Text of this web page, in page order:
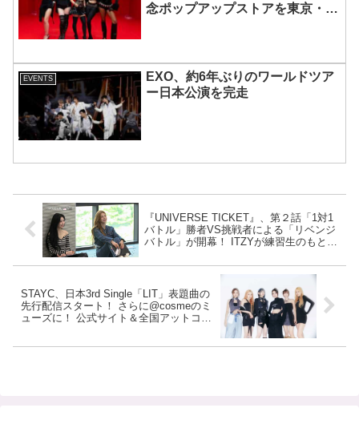
念ポップアップストアを東京・原
EVENTS
EXO、約6年ぶりのワールドツア
ー日本公演を完走
『UNIVERSE TICKET』、第２話「1対1
バトル」勝者VS挑戦者による「リベンジ
バトル」が開幕！ ITZYが練習生のもとを
を絶賛
STAYC、日本3rd Single「LIT」表題曲の
先行配信スタート！ さらに@cosmeのミ
ューズに！ 公式サイト＆全国アットコス